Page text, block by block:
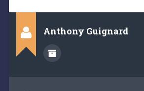
Anthony Guignard